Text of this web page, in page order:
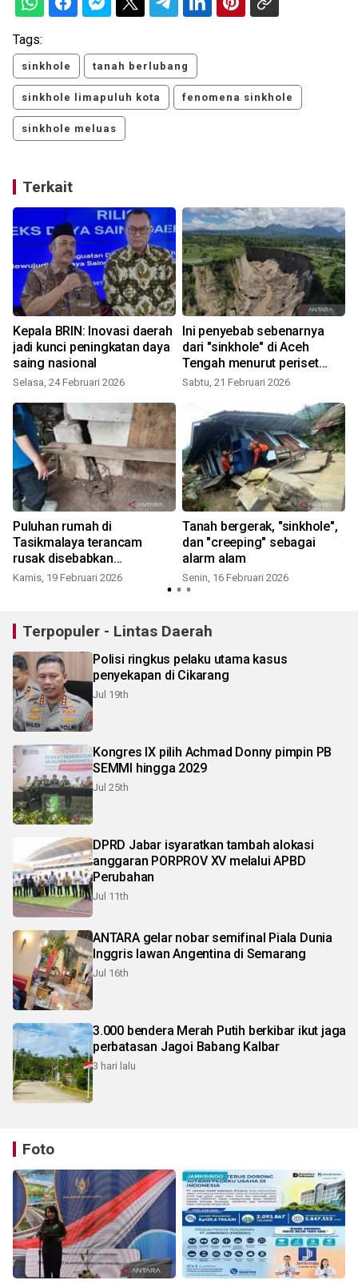
Tags:
sinkhole tanah berlubang
sinkhole limapuluh kota fenomena sinkhole
sinkhole meluas
Terkait
Kepala BRIN: Inovasi daerah
jadi kunci peningkatan daya
saing nasional
Selasa, 24 Februari 2026
Ini penyebab sebenarnya
dari "sinkhole" di Aceh
Tengah menurut periset
BRIN
Sabtu, 21 Februari 2026
Puluhan rumah di
Tasikmalaya terancam
rusak disebabkan
pergerakan tanah
Kamis, 19 Februari 2026
Tanah bergerak, "sinkhole",
dan "creeping" sebagai
alarm alam
Senin, 16 Februari 2026
Terpopuler - Lintas Daerah
Polisi ringkus pelaku utama kasus
penyekapan di Cikarang
Jul 19th
Kongres IX pilih Achmad Donny pimpin PB
SEMMI hingga 2029
Jul 25th
DPRD Jabar isyaratkan tambah alokasi
anggaran PORPROV XV melalui APBD
Perubahan
Jul 11th
ANTARA gelar nobar semifinal Piala Dunia
Inggris lawan Angentina di Semarang
Jul 16th
3.000 bendera Merah Putih berkibar ikut jaga
perbatasan Jagoi Babang Kalbar
3 hari lalu
Foto